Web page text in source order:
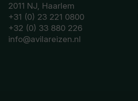
2011 NJ, Haarlem
+31 (0) 23 221 0800
+32 (0) 33 880 226
info@avilareizen.nl